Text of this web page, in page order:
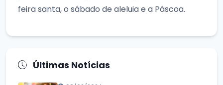
feira santa, o sábado de aleluia e a Páscoa.
Últimas Notícias